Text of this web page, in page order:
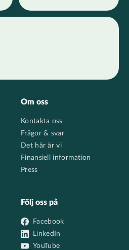
Om oss
Kontakta oss
Frågor & svar
Det här är vi
Finansiell information
Press
Följ oss på
Facebook
LinkedIn
YouTube